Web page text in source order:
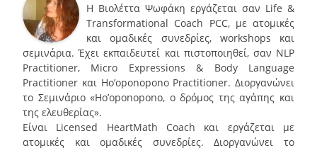
Η Βιολέττα Ψωφάκη εργάζεται σαν Life &
Transformational Coach PCC, με ατομικές
και ομαδικές συνεδρίες, workshops και
σεμινάρια. Έχει εκπαιδευτεί και πιστοποιηθεί, σαν NLP
Practitioner, Micro Expressions & Body Language
Practitioner και Ho’oponopono Practitioner. Διοργανώνει
το Σεμινάριο «Ho’oponopono, ο δρόμος της αγάπης και
της ελευθερίας».
Είναι Licensed HeartMath Coach και εργάζεται με
ατομικές και ομαδικές συνεδρίες. Διοργανώνει το